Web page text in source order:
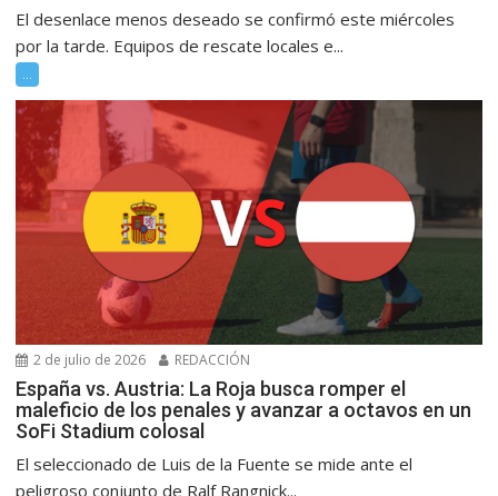
El desenlace menos deseado se confirmó este miércoles
por la tarde. Equipos de rescate locales e...
2 de julio de 2026 REDACCIÓN
España vs. Austria: La Roja busca romper el
maleficio de los penales y avanzar a octavos en un
SoFi Stadium colosal
El seleccionado de Luis de la Fuente se mide ante el
peligroso conjunto de Ralf Rangnick...